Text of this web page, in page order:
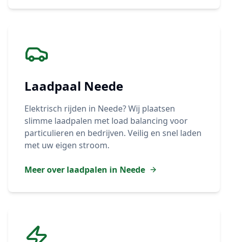
Laadpaal Neede
Elektrisch rijden in Neede? Wij plaatsen
slimme laadpalen met load balancing voor
particulieren en bedrijven. Veilig en snel laden
met uw eigen stroom.
Meer over laadpalen in Neede